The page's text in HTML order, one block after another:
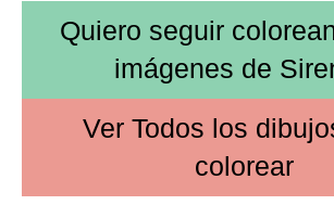
Quiero seguir
imágenes de
Ver Todos los
colorear